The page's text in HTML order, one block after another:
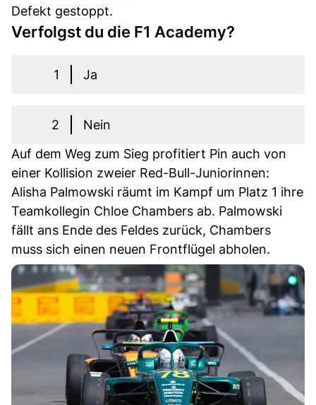
Defekt gestoppt.
Verfolgst du die F1 Academy?
1 Ja
2
Nein
Auf dem Weg zum Sieg profitiert Pin auch von
einer Kollision zweier Red-Bull-Juniorinnen:
Alisha Palmowski räumt im Kampf um Platz 1 ihre
Teamkollegin Chloe Chambers ab. Palmowski
fällt ans Ende des Feldes zurück, Chambers
muss sich einen neuen Frontflügel abholen.